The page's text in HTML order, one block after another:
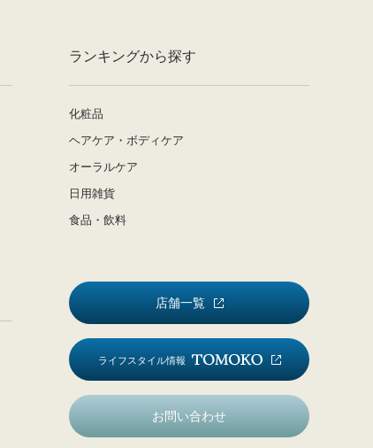
ランキングから探す
化粧品
ヘアケア・ボディケア
オーラルケア
日用雑貨
食品・飲料
店舗一覧
ライフスタイル情報
お問い合わせ